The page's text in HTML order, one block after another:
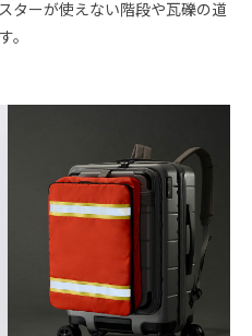
ターが使えない階段や瓦礫の道
。